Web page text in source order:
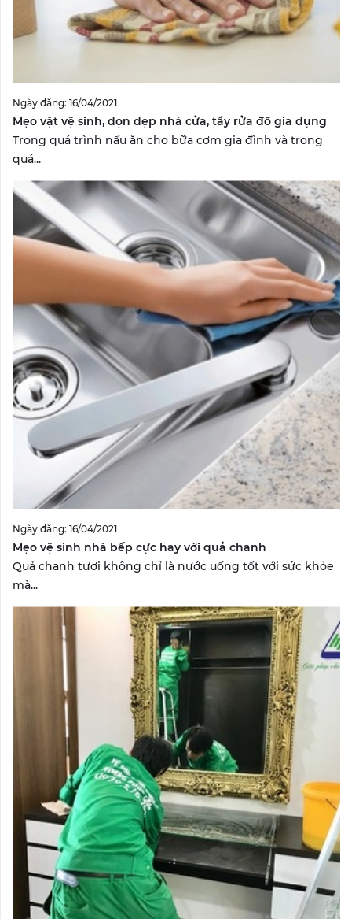
Ngày đăng: 16/04/2021
Mẹo vặt vệ sinh, dọn dẹp nhà cửa, tẩy rửa đồ gia dụng
Trong quá trình nấu ăn cho bữa cơm gia đình và trong
quá...
Ngày đăng: 16/04/2021
Mẹo vệ sinh nhà bếp cực hay với quả chanh
Quả chanh tươi không chỉ là nước uống tốt với sức khỏe
mà...